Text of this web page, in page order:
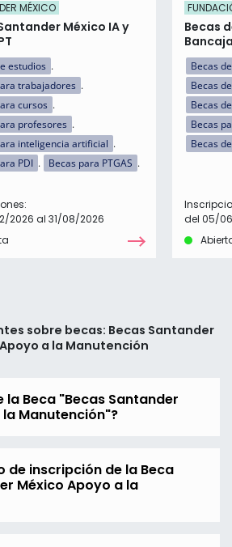
MÉXICO
México IA y
estudios
trabajadores
cursos
profesores
inteligencia artificial
PDI
Becas para PTGAS
2026 al 31/08/2026
Becas
Becas
Becas
Becas
Becas
Becas
del 05/
sobre becas: Becas Santander
a la Manutención
la Beca "Becas Santander
Manutención"?
de inscripción de la Beca
México Apoyo a la